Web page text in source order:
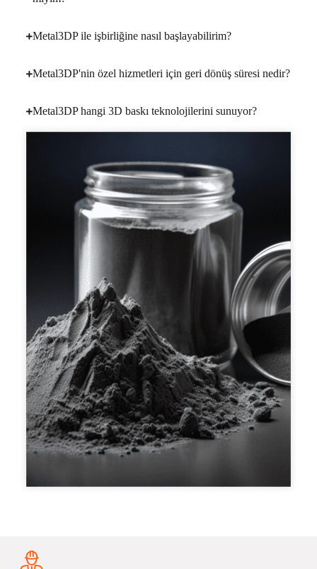
Metal3DP ile işbirliğine nasıl başlayabilirim?
Metal3DP'nin özel hizmetleri için geri dönüş süresi nedir?
Metal3DP hangi 3D baskı teknolojilerini sunuyor?